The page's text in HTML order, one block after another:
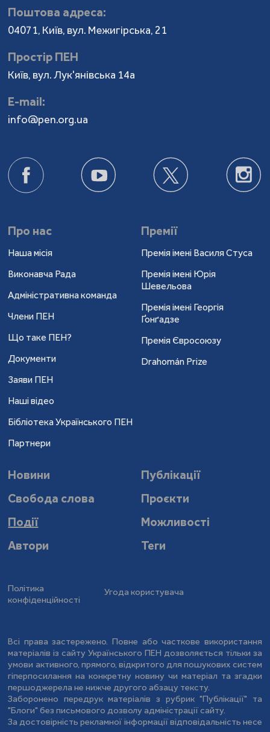
Поштова адреса:
04071, Київ, вул. Межигірська, 21
Простір ПЕН
Київ, вул. Лук'янівська 14а
Е-mail:
info@pen.org.ua
Про нас
Наша місія
Виконавча Рада
Адміністративна команда
Члени ПЕН
Що таке ПЕН?
Документи
Заяви ПЕН
Наші відео
Бібліотека Українського ПЕН
Партнери
Премії
Премія імені Василя Стуса
Премія імені Юрія
Шевельова
Премія імені Георгія
Ґонґадзе
Премія Євросоюзу
Drahomán Prize
Новини
Публікації
Свобода слова
Проєкти
Події
Можливості
Автори
Теги
Політика
конфіденційності
Угода користувача
Всі права застережено. Повне або часткове використання
матеріалів із сайту Українського ПЕН дозволяється тільки за
умови активного, прямого, відкритого для пошукових систем
гіперпосилання на конкретну новину чи матеріал та згадки
першоджерела не нижче другого абзацу тексту.
Заборонено передрук матеріалів з рубрик "Публікації" та
"Блоги" без письмового дозволу адміністрації сайту.
За достовірність рекламної інформації відповідальність несе